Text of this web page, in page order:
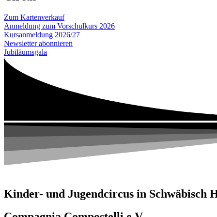
Zum Kartenverkauf
Anmeldung zum Vorschulkurs 2026
Kursanmeldung 2026/27
Newsletter abonnieren
Jubiläumsgala
Kinder- und Jugendcircus in Schwäbisch